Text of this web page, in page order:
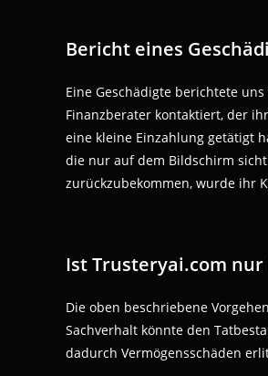
Bericht eines
Eine Geschädigte berichtete
Finanzberater kontaktiert, der
eine kleine Einzahlung getätigt
die nur auf dem Bildschirm
zurückzubekommen, wurde ihr
Ist Trusteryai.com nur
Die oben beschriebene
Sachverhalt könnte den
dadurch Vermögensschäden